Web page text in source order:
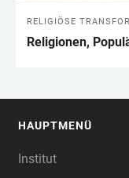
RELIGIÖSE
Religionen,
HAUPTMENÜ
Institut